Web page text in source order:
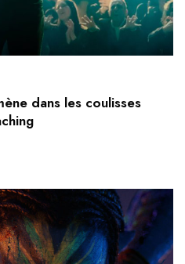
dans les coulisses